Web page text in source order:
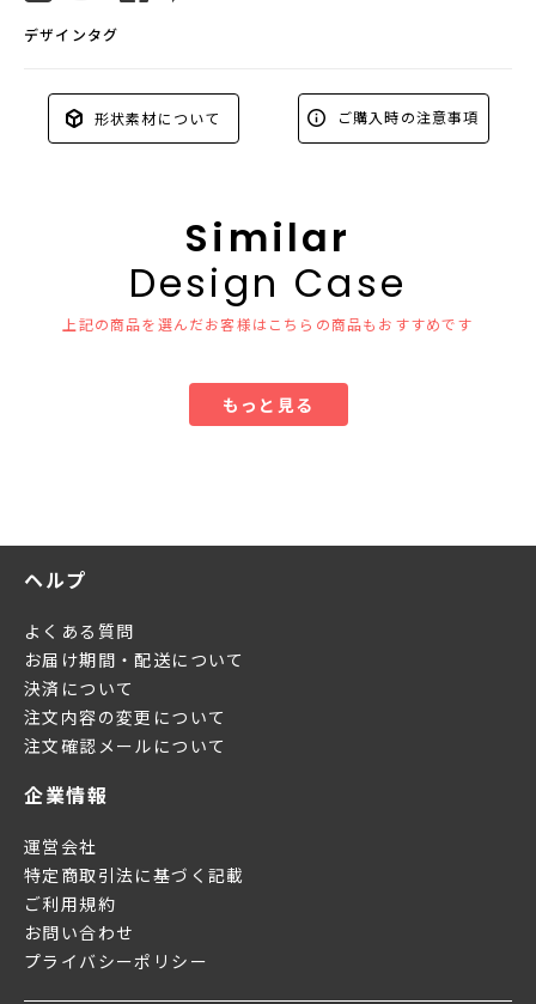
デザインタグ
形状素材について ご購入時の注意事項
Similar
Design Case
上記の商品を選んだお客様はこちらの商品もおすすめです
もっと見る
ヘルプ
よくある質問
お届け期間・配送について
決済について
注文内容の変更について
注文確認メールについて
企業情報
運営会社
特定商取引法に基づく記載
ご利用規約
お問い合わせ
プライバシーポリシー